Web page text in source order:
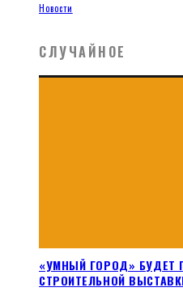
Новости
СЛУЧАЙНОЕ
«УМНЫЙ ГОРОД» БУДЕТ
СТРОИТЕЛЬНОЙ